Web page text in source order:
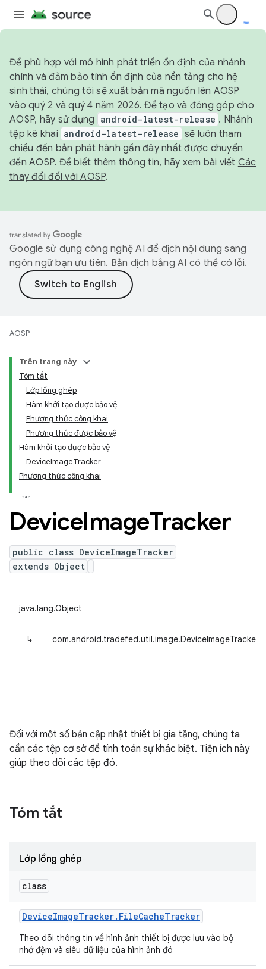
Để phù hợp với mô hình phát triển ổn định của nhánh
chính và đảm bảo tính ổn định của nền tảng cho hệ
sinh thái, chúng tôi sẽ xuất bản mã nguồn lên AOSP
vào quý 2 và quý 4 năm 2026. Để tạo và đóng góp cho
AOSP, hãy sử dụng
android-latest-release . Nhánh
tệp kê khai android-latest-release sẽ luôn tham
chiếu đến bản phát hành gần đây nhất được chuyển
đến AOSP. Để biết thêm thông tin, hãy xem bài viết Các
thay đổi đối với AOSP.
Google sử dụng công nghệ AI để dịch nội dung sang
ngôn ngữ bạn ưu tiên. Bản dịch bằng AI có thể có lỗi.
AOSP
Trên trang này
Tóm tắt
Lớp lồng ghép
Hàm khởi tạo được bảo vệ
Phương thức công khai
Phương thức được bảo vệ
Hàm khởi tạo được bảo vệ
DeviceImageTracker
Phương thức công khai
DeviceImageTracker
public class DeviceImageTracker
extends Object
java.lang.Object
↳ com.android.tradefed.util.image.DeviceImageTracker
Đối với một số bản cập nhật thiết bị gia tăng, chúng ta
cần các tệp cơ sở để tính toán sự khác biệt. Tiện ích này
giúp theo dõi các tệp đó.
Tóm tắt
Lớp lồng ghép
class
DeviceImageTracker. FileCacheTracker
Theo dõi thông tin về hình ảnh thiết bị được lưu vào bộ
nhớ đệm và siêu dữ liệu của hình ảnh đó